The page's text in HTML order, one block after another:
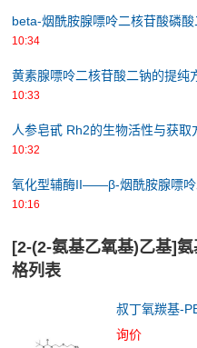
beta-烟酰胺腺嘌呤二核苷酸磷
10:34
黄素腺嘌呤二核苷酸二钠的提纯
10:33
人参皂甙 Rh2的生物活性与获取
10:32
氧化型辅酶II——β-烟酰胺腺嘌呤
10:16
[2-(2-氨基乙氧基)乙基]
格列表
叔丁氧羰基-
询价